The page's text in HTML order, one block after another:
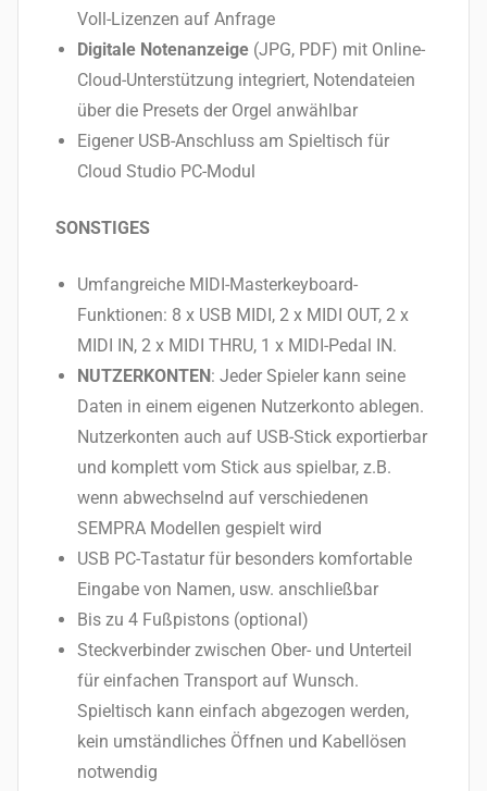
Voll-Lizenzen auf Anfrage
Digitale Notenanzeige (JPG, PDF) mit Online-
Cloud-Unterstützung integriert, Notendateien
über die Presets der Orgel anwählbar
Eigener USB-Anschluss am Spieltisch für
Cloud Studio PC-Modul
SONSTIGES
Umfangreiche MIDI-Masterkeyboard-
Funktionen: 8 x USB MIDI, 2 x MIDI OUT, 2 x
MIDI IN, 2 x MIDI THRU, 1 x MIDI-Pedal IN.
NUTZERKONTEN: Jeder Spieler kann seine
Daten in einem eigenen Nutzerkonto ablegen.
Nutzerkonten auch auf USB-Stick exportierbar
und komplett vom Stick aus spielbar, z.B.
wenn abwechselnd auf verschiedenen
SEMPRA Modellen gespielt wird
USB PC-Tastatur für besonders komfortable
Eingabe von Namen, usw. anschließbar
Bis zu 4 Fußpistons (optional)
Steckverbinder zwischen Ober- und Unterteil
für einfachen Transport auf Wunsch.
Spieltisch kann einfach abgezogen werden,
kein umständliches Öffnen und Kabellösen
notwendig